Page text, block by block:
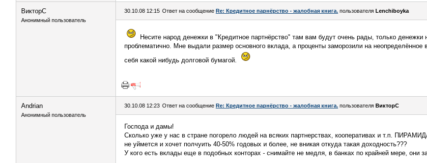
ВикторС
Анонимный пользователь
30.10.08 12:15 Ответ на сообщение Re: Кредитное парнёрство - жалобная книга. пользователя Lenchiboyka
Несите народ денежки в "Кредитное партнёрство" там вам будут очень рады, только денежки
проблематично. Мне выдали размер основного вклада, а проценты заморозили на
себя какой нибудь долговой бумагой.
Andrian
Анонимный пользователь
30.10.08 12:23 Ответ на сообщение Re: Кредитное парнёрство - жалобная книга. пользователя ВикторС
Господа и дамы!
Сколько уже у нас в стране погорело людей на всяких партнерствах, кооперативах и т.п.
не уймется и хочет полчуить 40-50% годовых и более, не вникая откуда такая доходность???
У кого есть вклады еще в подобных конторах - снимайте не медля, в банках по крайней мере, они